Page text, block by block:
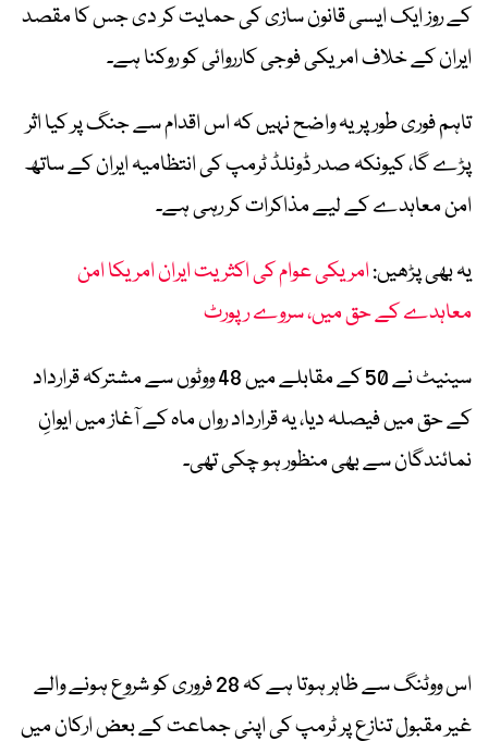
کے روز ایک ایسی قانون سازی کی حمایت کر دی جس کا مقصد
ایران کے خلاف امریکی فوجی کارروائی کو روکنا ہے۔
تاہم فوری طور پر یہ واضح نہیں کہ اس اقدام سے جنگ پر کیا اثر
پڑے گا، کیونکہ صدر ڈونلڈ ٹرمپ کی انتظامیہ ایران کے ساتھ
امن معاہدے کے لیے مذاکرات کر رہی ہے۔
یہ بھی پڑھیں:امریکی عوام کی اکثریت ایران امریکا امن
معاہدے کے حق میں، سروے رپورٹ
سینیٹ نے 50 کے مقابلے میں 48 ووٹوں سے مشترکہ قرارداد
کے حق میں فیصلہ دیا، یہ قرارداد رواں ماہ کے آغاز میں ایوانِ
نمائندگان سے بھی منظور ہو چکی تھی۔
اس ووٹنگ سے ظاہر ہوتا ہے کہ 28 فروری کو شروع ہونے والے
غیر مقبول تنازع پر ٹرمپ کی اپنی جماعت کے بعض ارکان میں